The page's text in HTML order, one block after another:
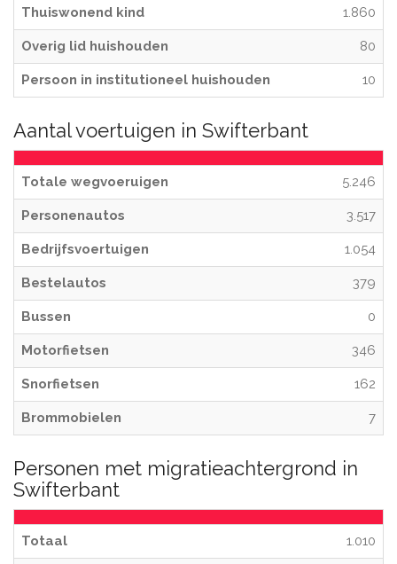
Thuiswonend kind 1.860
Overig lid huishouden 80
Persoon in institutioneel huishouden 10
Aantal voertuigen in Swifterbant
Totale wegvoeruigen 5.246
Personenautos 3.517
Bedrijfsvoertuigen 1.054
Bestelautos 379
Bussen 0
Motorfietsen 346
Snorfietsen 162
Brommobielen 7
Personen met migratieachtergrond in
Swifterbant
Totaal 1.010